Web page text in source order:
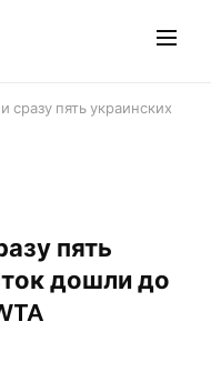
сразу пять украинских
пять
дошли до